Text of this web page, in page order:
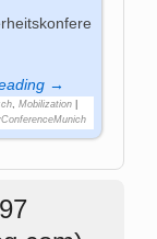
→
, Mobilization|